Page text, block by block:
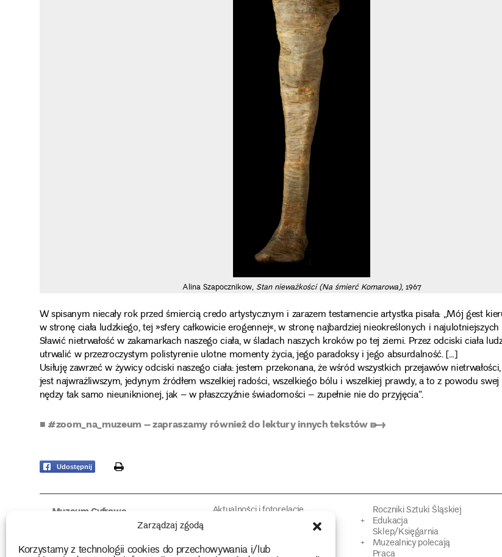
Zarządzaj zgodą
Korzystamy z technologii cookies do przechowywania i/lub
Alina Szapocznikow, Stan nieważkości (Na śmierć Komarowa), 1967
W spisanym niecały rok przed śmiercią credo artystycznym i zarazem testamencie artystka pisała: „Mój gest
w stronę ciała ludzkiego, tej »sfery całkowicie erogennej«, w stronę najbardziej nieokreślonych i
Sławić nietrwałość w zakamarkach naszego ciała, w śladach naszych kroków po tej ziemi. Przez odciski ciała
utrwalić w przezroczystym polistyrenie ulotne momenty życia, jego paradoksy i jego absurdalność. […]
Usiłuję zawrzeć w żywicy odciski naszego ciała: jestem przekonana, że wśród wszystkich przejawów
jest najwrażliwszym, jedynym źródłem wszelkiej radości, wszelkiego bólu i wszelkiej prawdy, a to z powodu
nędzy tak samo nieuniknionej, jak – w płaszczyźnie świadomości – zupełnie nie do przyjęcia”.
■ #zoom_na_muzeum – zapraszamy również do lektury innych tekstów ➸
Udostępnij print
Muzeum Cyfrowe
Użyczenia obiektów
Aktualności i fotorelacje
Muzealne rozmowy
Roczniki Sztuki Śląskiej
Edukacja
Sklep/Księgarnia
Muzealnicy polecają